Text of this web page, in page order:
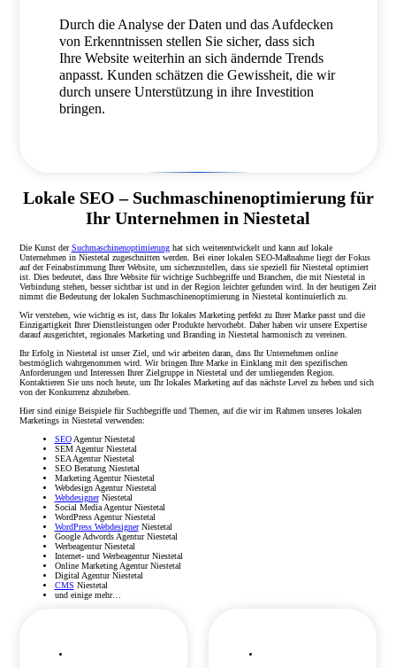
Durch die Analyse der Daten und das Aufdecken
von Erkenntnissen stellen Sie sicher, dass sich
Ihre Website weiterhin an sich ändernde Trends
anpasst. Kunden schätzen die Gewissheit, die wir
durch unsere Unterstützung in ihre Investition
bringen.
Lokale SEO – Suchmaschinenoptimierung für
Ihr Unternehmen in Niestetal
Die Kunst derSuchmaschinenoptimierunghat sich weiterentwickelt und kann auf lokale
Unternehmen in Niestetal zugeschnitten werden. Bei einer lokalen SEO-Maßnahme liegt der Fokus
auf der Feinabstimmung Ihrer Website, um sicherzustellen, dass sie speziell für Niestetal optimiert
ist. Dies bedeutet, dass Ihre Website für wichtige Suchbegriffe und Branchen, die mit Niestetal in
Verbindung stehen, besser sichtbar ist und in der Region leichter gefunden wird. In der heutigen Zeit
nimmt die Bedeutung der lokalen Suchmaschinenoptimierung in Niestetal kontinuierlich zu.
Wir verstehen, wie wichtig es ist, dass Ihr lokales Marketing perfekt zu Ihrer Marke passt und die
Einzigartigkeit Ihrer Dienstleistungen oder Produkte hervorhebt. Daher haben wir unsere Expertise
darauf ausgerichtet, regionales Marketing und Branding in Niestetal harmonisch zu vereinen.
Ihr Erfolg in Niestetal ist unser Ziel, und wir arbeiten daran, dass Ihr Unternehmen online
bestmöglich wahrgenommen wird. Wir bringen Ihre Marke in Einklang mit den spezifischen
Anforderungen und Interessen Ihrer Zielgruppe in Niestetal und der umliegenden Region.
Kontaktieren Sie uns noch heute, um Ihr lokales Marketing auf das nächste Level zu heben und sich
von der Konkurrenz abzuheben.
Hier sind einige Beispiele für Suchbegriffe und Themen, auf die wir im Rahmen unseres lokalen
Marketings in Niestetal verwenden:
SEOAgentur Niestetal
SEM Agentur Niestetal
SEA Agentur Niestetal
SEO Beratung Niestetal
Marketing Agentur Niestetal
Webdesign Agentur Niestetal
WebdesignerNiestetal
Social Media Agentur Niestetal
WordPress Agentur Niestetal
WordPress WebdesignerNiestetal
Google Adwords Agentur Niestetal
Werbeagentur Niestetal
Internet- und Werbeagentur Niestetal
Online Marketing Agentur Niestetal
Digital Agentur Niestetal
CMS Niestetal
und einige mehr…